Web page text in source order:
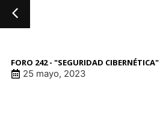
FORO 242 - "SEGURIDAD CIBERNÉTICA"
25 mayo, 2023